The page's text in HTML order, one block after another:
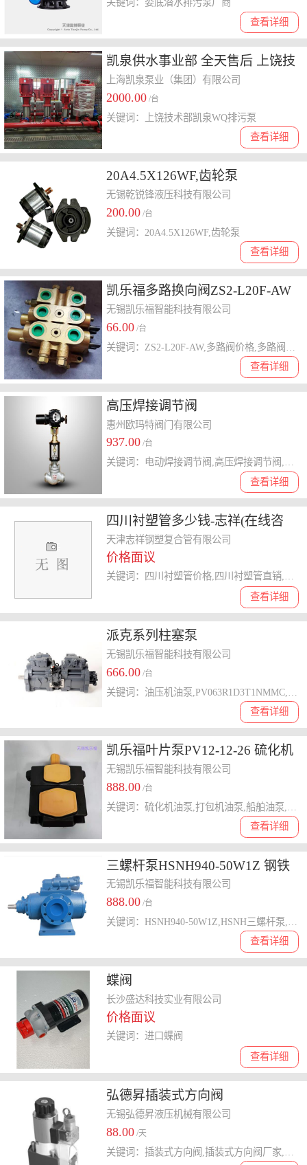
查看详细
关键词：娄底潜水排污泵厂商
凯泉供水事业部 全天售后 上饶技
术部凯泉WQ排污泵
上海凯泉泵业（集团）有限公司
2000.00 /台
查看详细
关键词：上饶技术部凯泉WQ排污泵
20A4.5X126WF,齿轮泵
无锡乾锐锋液压科技有限公司
200.00 /台
查看详细
关键词：20A4.5X126WF,齿轮泵
凯乐福多路换向阀ZS2-L20F-AW
工程机械多路阀
无锡凯乐福智能科技有限公司
66.00 /台
查看详细
高压焊接调节阀
惠州欧玛特阀门有限公司
937.00 /台
查看详细
关键词：电动焊接调节阀,高压焊接调节阀,油气管道调节阀
四川衬塑管多少钱-志祥(在线咨
询)-四川衬塑管
天津志祥钢塑复合管有限公司
价格面议
查看详细
派克系列柱塞泵
PV063R1D3T1NMMC锻压机油泵
无锡凯乐福智能科技有限公司
666.00 /台
查看详细
凯乐福叶片泵PV12-12-26 硫化机
油泵
无锡凯乐福智能科技有限公司
888.00 /台
查看详细
三螺杆泵HSNH940-50W1Z 钢铁
厂高低压稀油站润滑油泵
无锡凯乐福智能科技有限公司
888.00 /台
查看详细
关键词：HSNH940-50W1Z,HSNH三螺杆泵,稀油站磨煤机润滑油泵,磨煤机供油泵,电厂稀油站润滑泵
蝶阀
长沙盛达科技实业有限公司
价格面议
查看详细
关键词：进口蝶阀
弘德昇插装式方向阀
LC16B10D6X插装阀
无锡弘德昇液压机械有限公司
88.00 /天